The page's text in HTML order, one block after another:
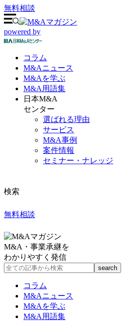
無料相談
powered by
コラム
M&Aニュース
M&Aを学ぶ
M&A 用語集
日本M&A
センター
選ばれる理由
サービス
M&A事例
案件情報
セミナー・ナレッジ
検索
無料相談
M&A・事業承継を
わかりやすく発信
コラム
M&Aニュース
M&Aを学ぶ
M&A用語集